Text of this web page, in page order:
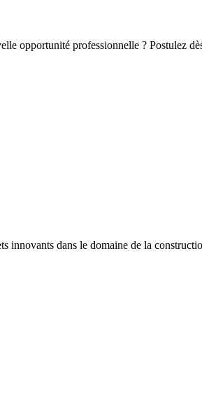
opportunité professionnelle ? Postulez
dans le domaine de la